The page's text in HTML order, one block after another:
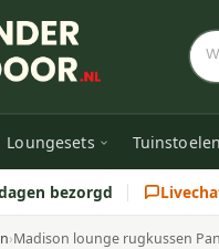
Loungesets Tuinstoelen
bezorgd
›Madison lounge rugkussen